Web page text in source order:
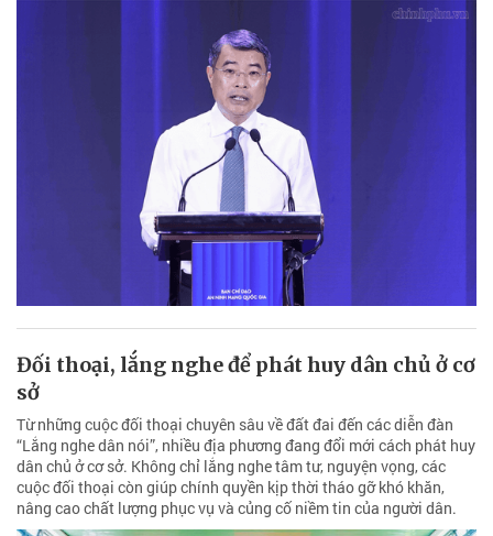
Đối thoại, lắng nghe để phát huy dân chủ ở cơ
sở
Từ những cuộc đối thoại chuyên sâu về đất đai đến các diễn đàn
“Lắng nghe dân nói”, nhiều địa phương đang đổi mới cách phát huy
dân chủ ở cơ sở. Không chỉ lắng nghe tâm tư, nguyện vọng, các
cuộc đối thoại còn giúp chính quyền kịp thời tháo gỡ khó khăn,
nâng cao chất lượng phục vụ và củng cố niềm tin của người dân.